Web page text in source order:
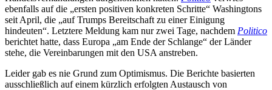
ebenfalls auf die „ersten positiven konkreten Schritte“ Washingtons
seit April, die „auf Trumps Bereitschaft zu einer Einigung
hindeuten“. Letztere Meldung kam nur zwei Tage, nachdem Politico
berichtet hatte, dass Europa „am Ende der Schlange“ der Länder
stehe, die Vereinbarungen mit den USA anstreben.
Leider gab es nie Grund zum Optimismus. Die Berichte basierten
ausschließlich auf einem kürzlich erfolgten Austausch von